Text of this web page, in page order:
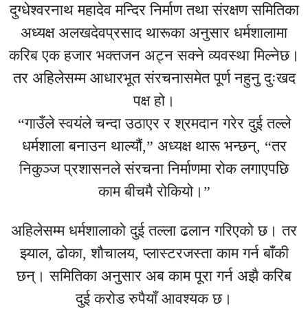
दुग्धेश्वरनाथ महादेव मन्दिर निर्माण तथा संरक्षण समितिका
अध्यक्ष अलखदेवप्रसाद थारूका अनुसार धर्मशालामा
करिब एक हजार भक्तजन अट्न सक्ने व्यवस्था मिल्नेछ।
तर अहिलेसम्म आधारभूत संरचनासमेत पूर्ण नहुनु दुःखद
पक्ष हो।
“गाउँले स्वयंले चन्दा उठाएर र श्रमदान गरेर दुई तल्ले
धर्मशाला बनाउन थाल्यौं,” अध्यक्ष थारू भन्छन्, “तर
निकुञ्ज प्रशासनले संरचना निर्माणमा रोक लगाएपछि
काम बीचमै रोकियो।”
अहिलेसम्म धर्मशालाको दुई तल्ला ढलान गरिएको छ। तर
झ्याल, ढोका, शौचालय, प्लास्टरजस्ता काम गर्न बाँकी
छन्। समितिका अनुसार अब काम पूरा गर्न अझै करिब
दुई करोड रुपैयाँ आवश्यक छ।